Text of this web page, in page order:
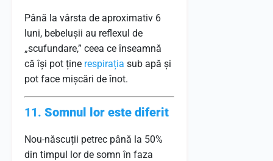
Până la vârsta de aproximativ 6
luni, bebelușii au reflexul de
„scufundare,” ceea ce înseamnă
că își pot ține respirația sub apă și
pot face mișcări de înot.
11. Somnul lor este diferit
Nou-născuții petrec până la 50%
din timpul lor de somn în faza